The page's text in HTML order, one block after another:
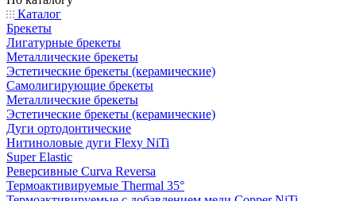
Каталог
Брекеты
Лигатурные брекеты
Металлические брекеты
Эстетические брекеты (керамические)
Самолигирующие брекеты
Металлические брекеты
Эстетические брекеты (керамические)
Дуги ортодонтические
Нитиноловые дуги Flexy NiTi
Super Elastic
Реверсивные Curva Reversa
Термоактивируемые Thermal 35°